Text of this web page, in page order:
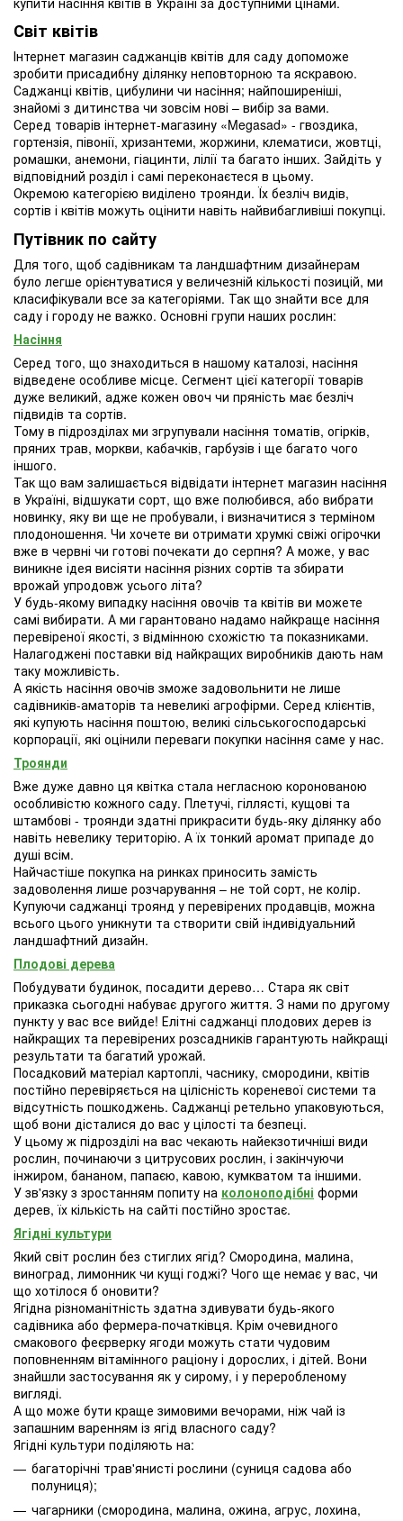
Світ квітів
Інтернет магазин саджанців квітів для саду допоможе
зробити присадибну ділянку неповторною та яскравою.
Саджанці квітів, цибулини чи насіння; найпоширеніші,
знайомі з дитинства чи зовсім нові – вибір за вами.
Серед товарів інтернет-магазину «Megasad» - гвоздика,
гортензія, півонії, хризантеми, жоржини, клематиси, жовтці,
ромашки, анемони, гіацинти, лілії та багато інших. Зайдіть у
відповідний розділ і самі переконаєтеся в цьому.
Окремою категорією виділено троянди. Їх безліч видів,
сортів і квітів можуть оцінити навіть найвибагливіші покупці.
Путівник по сайту
Для того, щоб садівникам та ландшафтним дизайнерам
було легше орієнтуватися у величезній кількості позицій, ми
класифікували все за категоріями. Так що знайти все для
саду і городу не важко. Основні групи наших рослин:
Насіння
Серед того, що знаходиться в нашому каталозі, насіння
відведене особливе місце. Сегмент цієї категорії товарів
дуже великий, адже кожен овоч чи пряність має безліч
підвидів та сортів.
Тому в підрозділах ми згрупували насіння томатів, огірків,
пряних трав, моркви, кабачків, гарбузів і ще багато чого
іншого.
Так що вам залишається відвідати інтернет магазин насіння
в Україні, відшукати сорт, що вже полюбився, або вибрати
новинку, яку ви ще не пробували, і визначитися з терміном
плодоношення. Чи хочете ви отримати хрумкі свіжі огірочки
вже в червні чи готові почекати до серпня? А може, у вас
виникне ідея висіяти насіння різних сортів та збирати
врожай упродовж усього літа?
У будь-якому випадку насіння овочів та квітів ви можете
самі вибирати. А ми гарантовано надамо найкраще насіння
перевіреної якості, з відмінною схожістю та показниками.
Налагоджені поставки від найкращих виробників дають нам
таку можливість.
А якість насіння овочів зможе задовольнити не лише
садівників-аматорів та невеликі агрофірми. Серед клієнтів,
які купують насіння поштою, великі сільськогосподарські
корпорації, які оцінили переваги покупки насіння саме у нас.
Троянди
Вже дуже давно ця квітка стала негласною коронованою
особливістю кожного саду. Плетучі, гіллясті, кущові та
штамбові - троянди здатні прикрасити будь-яку ділянку або
навіть невелику територію. А їх тонкий аромат припаде до
душі всім.
Найчастіше покупка на ринках приносить замість
задоволення лише розчарування – не той сорт, не колір.
Купуючи саджанці троянд у перевірених продавців, можна
всього цього уникнути та створити свій індивідуальний
ландшафтний дизайн.
Плодові дерева
Побудувати будинок, посадити дерево… Стара як світ
приказка сьогодні набуває другого життя. З нами по другому
пункту у вас все вийде! Елітні саджанці плодових дерев із
найкращих та перевірених розсадників гарантують найкращі
результати та багатий урожай.
Посадковий матеріал картоплі, часнику, смородини, квітів
постійно перевіряється на цілісність кореневої системи та
відсутність пошкоджень. Саджанці ретельно упаковуються,
щоб вони дісталися до вас у цілості та безпеці.
У цьому ж підрозділі на вас чекають найекзотичніші види
рослин, починаючи з цитрусових рослин, і закінчуючи
інжиром, бананом, папаєю, кавою, кумкватом та іншими.
У зв'язку з зростанням попиту на колоноподібні форми
дерев, їх кількість на сайті постійно зростає.
Ягідні культури
Який світ рослин без стиглих ягід? Смородина, малина,
виноград, лимонник чи кущі годжі? Чого ще немає у вас, чи
що хотілося б оновити?
Ягідна різноманітність здатна здивувати будь-якого
садівника або фермера-початківця. Крім очевидного
смакового феєрверку ягоди можуть стати чудовим
поповненням вітамінного раціону і дорослих, і дітей. Вони
знайшли застосування як у сирому, і у переробленому
вигляді.
А що може бути краще зимовими вечорами, ніж чай із
запашним варенням із ягід власного саду?
Ягідні культури поділяють на:
багаторічні трав'янисті рослини (суниця садова або
полуниця);
чагарники (смородина, малина, ожина, агрус, лохина,